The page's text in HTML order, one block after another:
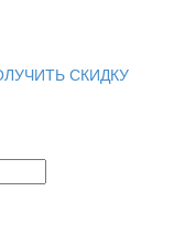
СКИДКУ